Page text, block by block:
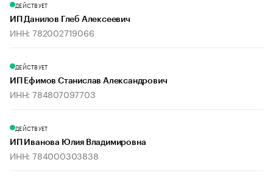
ДЕЙСТВУЕТ
ИП Данилов Глеб Алексеевич
ИНН: 782002719066
ДЕЙСТВУЕТ
ИП Ефимов Станислав Александрович
ИНН: 784807097703
ДЕЙСТВУЕТ
ИП Иванова Юлия Владимировна
ИНН: 784000303838